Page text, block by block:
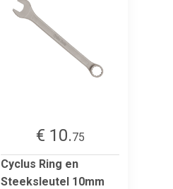
€ 10.75
Cyclus Ring en
Steeksleutel 10mm